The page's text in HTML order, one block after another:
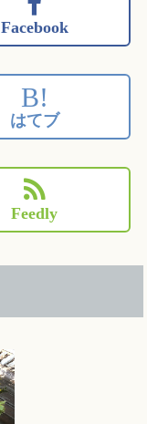
Facebook
B!
はてブ
Feedly